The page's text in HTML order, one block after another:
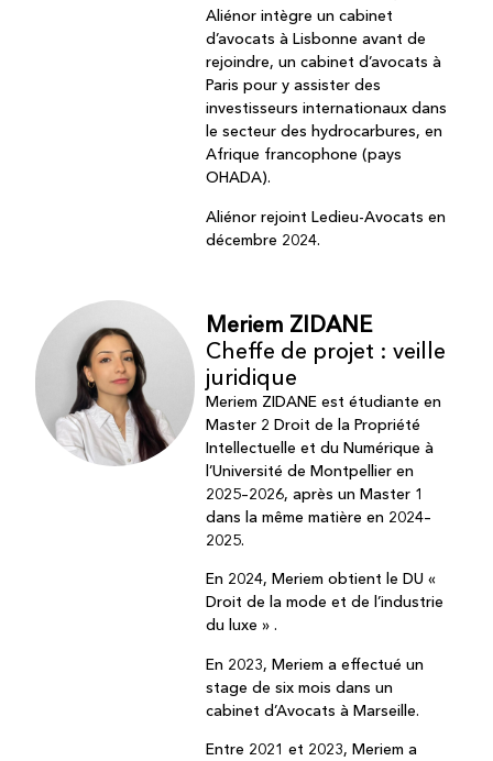
Aliénor intègre un cabinet
d’avocats à Lisbonne avant de
rejoindre, un cabinet d’avocats à
Paris pour y assister des
investisseurs internationaux dans
le secteur des hydrocarbures, en
Afrique francophone (pays
OHADA).
Aliénor rejoint Ledieu-Avocats en
décembre 2024.
Meriem ZIDANE
Cheffe de projet : veille
juridique
Meriem ZIDANE est étudiante en
Master 2 Droit de la Propriété
Intellectuelle et du Numérique à
l’Université de Montpellier en
2025–2026, après un Master 1
dans la même matière en 2024–
2025.
En 2024, Meriem obtient le DU «
Droit de la mode et de l’industrie
du luxe » .
En 2023, Meriem a effectué un
stage de six mois dans un
cabinet d’Avocats à Marseille.
Entre 2021 et 2023, Meriem a